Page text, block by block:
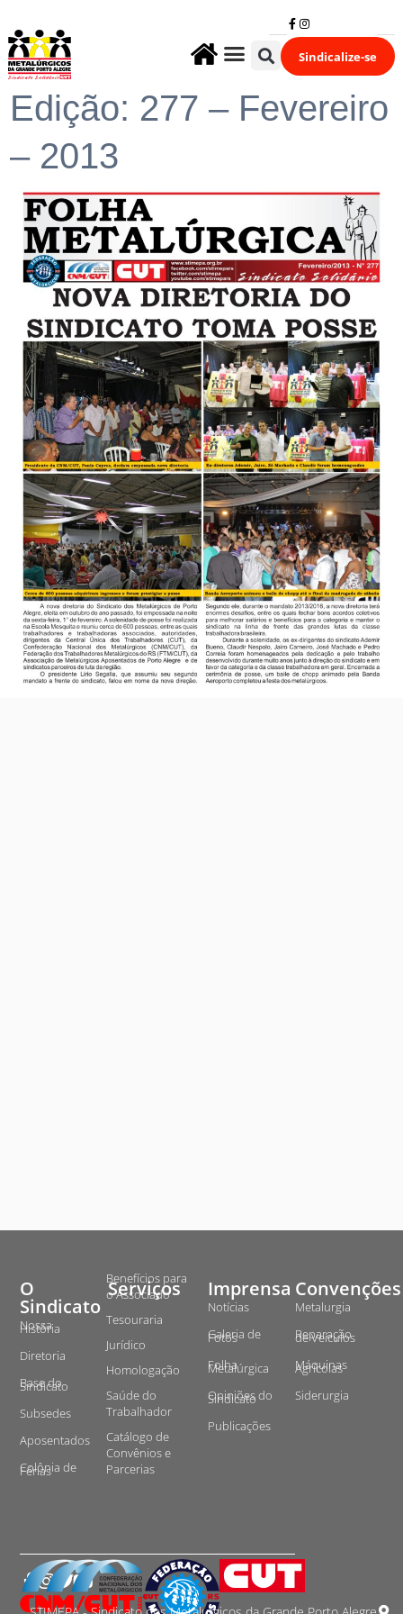
Sindicalize-se
Edição: 277 – Fevereiro
– 2013
O
Sindicato
Nossa
História
Diretoria
Base do
Sindicato
Subsedes
Aposentados
Colônia de
Férias
Serviços
Benefícios para
o Associado
Tesouraria
Jurídico
Homologação
Saúde do
Trabalhador
Catálogo de
Convênios e
Parcerias
Imprensa
Notícias
Galeria de
Fotos
Folha
Metalúrgica
Opiniões do
Sindicato
Publicações
Convenções
Metalurgia
Reparação
de Veículos
Máquinas
Agrícolas
Siderurgia